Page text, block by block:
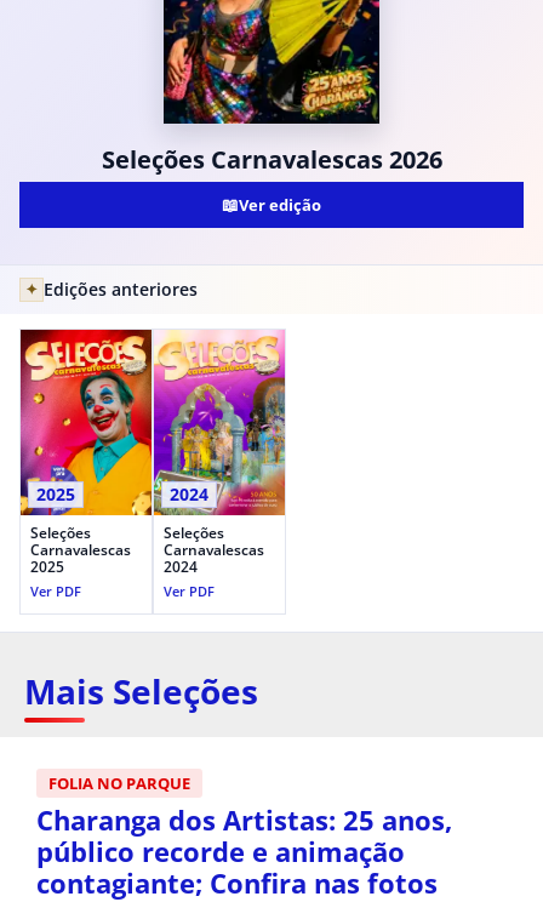
Seleções Carnavalescas 2026
📖Ver edição
✦ Edições anteriores
2025
Seleções
Carnavalescas
2025
Ver PDF
2024
Seleções
Carnavalescas
2024
Ver PDF
Mais Seleções
FOLIA NO PARQUE
Charanga dos Artistas: 25 anos,
público recorde e animação
contagiante; Confira nas fotos